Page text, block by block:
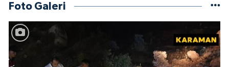
Foto Galeri